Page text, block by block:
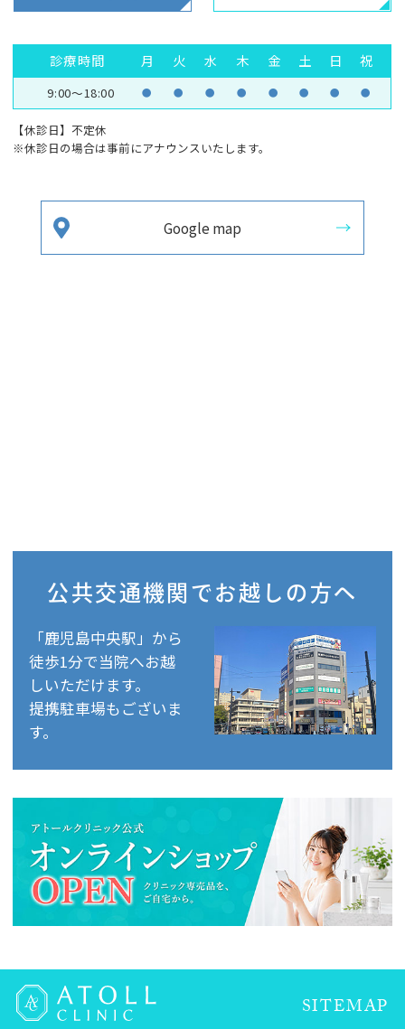
診療時間 月 火 水 木 金 土 日 祝
9:00～18:00 ● ● ● ● ● ● ● ●
【休診日】不定休
※休診日の場合は事前にアナウンスいたします。
Google map
公共交通機関で お越しの方へ
「鹿児島中央駅」から
徒歩1分で当院へお越
しいただけます。
提携駐車場もございま
す。
SITEMAP